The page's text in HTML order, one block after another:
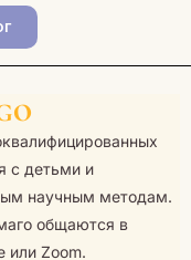
с детьми и
научным методам.
общаются в
или Zoom.